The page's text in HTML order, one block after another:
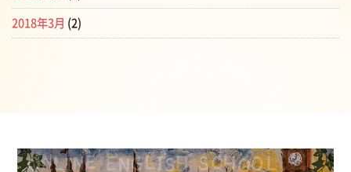
2018年3月 (2)